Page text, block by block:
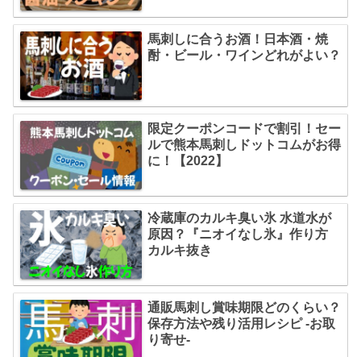
馬刺しに合うお酒！日本酒・焼
酎・ビール・ワインどれがよい？
限定クーポンコードで割引！セー
ルで熊本馬刺しドットコムがお得
に！【2022】
冷蔵庫のカルキ臭い氷 水道水が
原因？『ニオイなし氷』作り方
カルキ抜き
通販馬刺し賞味期限どのくらい？
保存方法や残り活用レシピ -お取
り寄せ-